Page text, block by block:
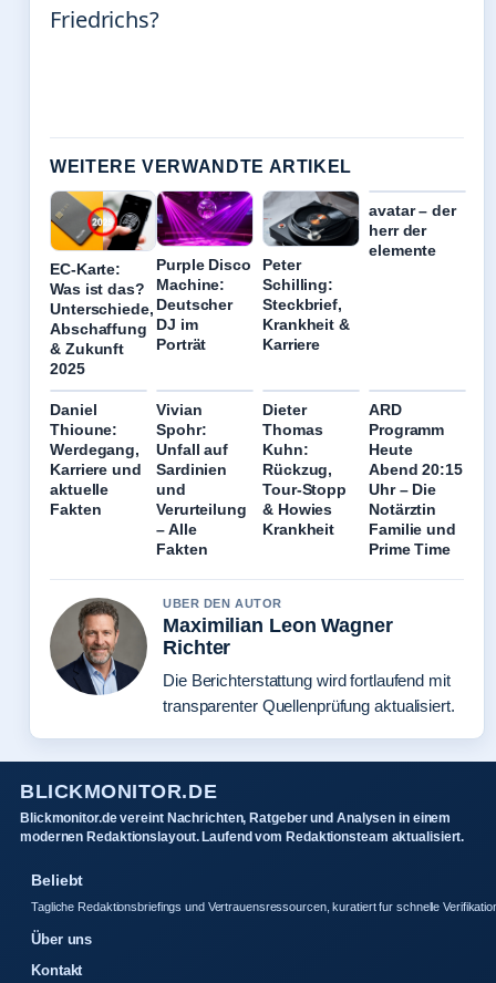
Friedrichs?
WEITERE VERWANDTE ARTIKEL
EC-Karte:
Was ist das?
Unterschiede,
Abschaffung
& Zukunft
2025
Purple Disco
Machine:
Deutscher
DJ im
Porträt
Peter
Schilling:
Steckbrief,
Krankheit &
Karriere
avatar – der
herr der
elemente
Daniel
Thioune:
Werdegang,
Karriere und
aktuelle
Fakten
Vivian
Spohr:
Unfall auf
Sardinien
und
Verurteilung
– Alle
Fakten
Dieter
Thomas
Kuhn:
Rückzug,
Tour-Stopp
& Howies
Krankheit
ARD
Programm
Heute
Abend 20:15
Uhr – Die
Notärztin
Familie und
Prime Time
UBER DEN AUTOR
Maximilian Leon Wagner
Richter
Die Berichterstattung wird fortlaufend mit
transparenter Quellenprüfung aktualisiert.
BLICKMONITOR.DE
Blickmonitor.de vereint Nachrichten, Ratgeber und Analysen in einem
modernen Redaktionslayout. Laufend vom Redaktionsteam aktualisiert.
Beliebt
Tagliche Redaktionsbriefings und Vertrauensressourcen, kuratiert fur schnelle
Über uns
Kontakt